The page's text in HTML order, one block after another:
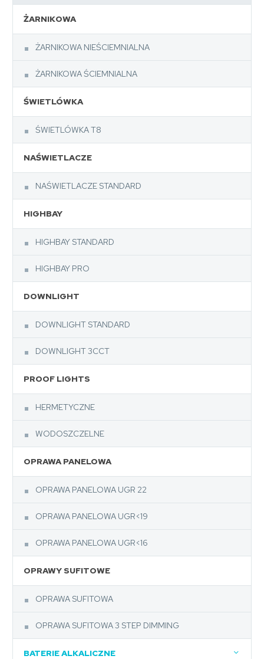
ŻARNIKOWA
ŻARNIKOWA NIEŚCIEMNIALNA
ŻARNIKOWA ŚCIEMNIALNA
ŚWIETLÓWKA
ŚWIETLÓWKA T8
NAŚWIETLACZE
NAŚWIETLACZE STANDARD
HIGHBAY
HIGHBAY STANDARD
HIGHBAY PRO
DOWNLIGHT
DOWNLIGHT STANDARD
DOWNLIGHT 3CCT
PROOF LIGHTS
HERMETYCZNE
WODOSZCZELNE
OPRAWA PANELOWA
OPRAWA PANELOWA UGR 22
OPRAWA PANELOWA UGR<19
OPRAWA PANELOWA UGR<16
OPRAWY SUFITOWE
OPRAWA SUFITOWA
OPRAWA SUFITOWA 3 STEP DIMMING
BATERIE ALKALICZNE